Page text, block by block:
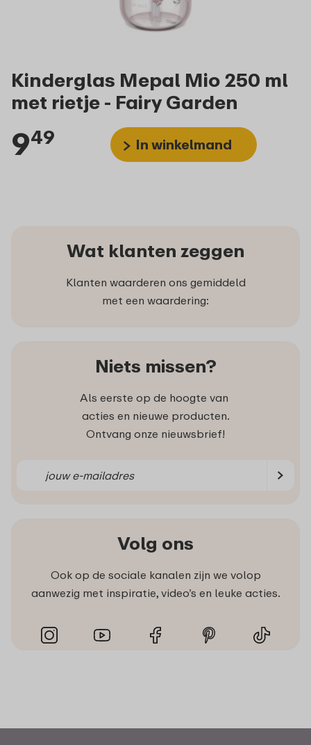
Kinderglas Mepal Mio 250 ml
met rietje - Fairy Garden
949 In winkelmand
Wat klanten zeggen
Klanten waarderen ons gemiddeld
met een waardering:
Niets missen?
Als eerste op de hoogte van
acties en nieuwe producten.
Ontvang onze nieuwsbrief!
Volg ons
Ook op de sociale kanalen zijn we volop
aanwezig met inspiratie, video’s en leuke acties.